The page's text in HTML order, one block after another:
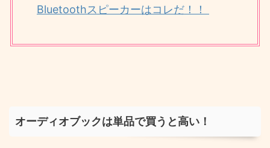
Bluetoothスピーカーはコレだ！！
オーディオブックは単品で買うと高い！